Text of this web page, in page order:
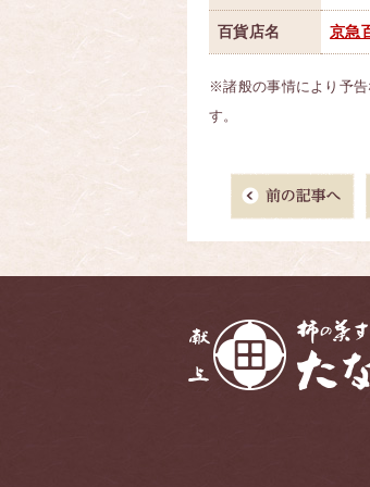
百貨店名 京急
※諸般の事情により予
す。